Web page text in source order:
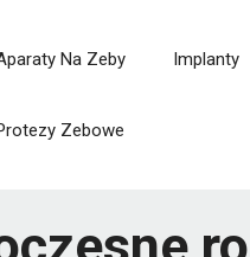
Na Zeby Implanty
Zebowe